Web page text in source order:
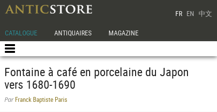
FR EN 中文
CATALOGUE ANTIQUAIRES MAGAZINE
Fontaine à café en porcelaine du Japon
vers 1680-1690
ParFranck Baptiste Paris